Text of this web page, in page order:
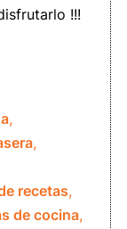
!!!
,
,
recetas,
de cocina,